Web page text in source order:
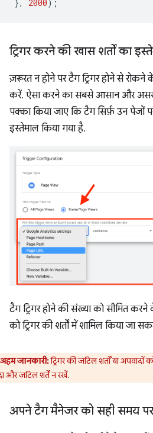
}, 2000 );
ट्रिगर करने की खास शर्तों का
ज़रूरत न होने पर टैग ट्रिगर होने से रोकने
करें. ऐसा करने का सबसे आसान और
पक्का किया जाए कि टैग सिर्फ़ उन पेजों
इस्तेमाल किया गया है.
टैग ट्रिगर होने की संख्या को सीमित
को ट्रिगर की शर्तों में शामिल किया जा
अहम जानकारी:ट्रिगर की जटिल शर्तों या
और जटिल शर्तें न रखें.
अपने टैग मैनेजर को सही समय